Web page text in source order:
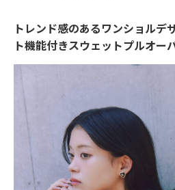
トレンド感のあるワンショルデ
ト機能付きスウェットプルオー